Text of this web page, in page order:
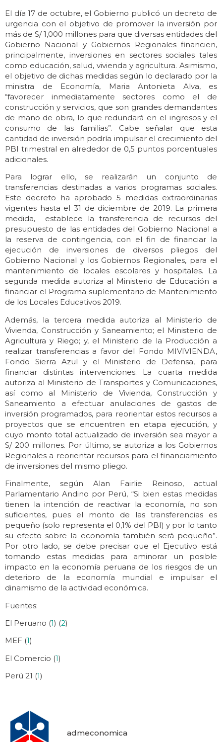
El día 17 de octubre, el Gobierno publicó un decreto de
urgencia con el objetivo de promover la inversión por
más de S/ 1,000 millones para que diversas entidades del
Gobierno Nacional y Gobiernos Regionales financien,
principalmente, inversiones en sectores sociales tales
como educación, salud, vivienda y agricultura. Asimismo,
el objetivo de dichas medidas según lo declarado por la
ministra de Economía, Maria Antonieta Alva, es
“favorecer inmediatamente sectores como el de
construcción y servicios, que son grandes demandantes
de mano de obra, lo que redundará en el ingresos y el
consumo de las familias”. Cabe señalar que esta
cantidad de inversión podría impulsar el crecimiento del
PBI trimestral en alrededor de 0,5 puntos porcentuales
adicionales.
Para lograr ello, se realizarán un conjunto de
transferencias destinadas a varios programas sociales.
Este decreto ha aprobado 5 medidas extraordinarias
vigentes hasta el 31 de diciembre de 2019. La primera
medida, establece la transferencia de recursos del
presupuesto de las entidades del Gobierno Nacional a
la reserva de contingencia, con el fin de financiar la
ejecución de inversiones de diversos pliegos del
Gobierno Nacional y los Gobiernos Regionales, para el
mantenimiento de locales escolares y hospitales. La
segunda medida autoriza al Ministerio de Educación a
financiar el Programa suplementario de Mantenimiento
de los Locales Educativos 2019.
Además, la tercera medida autoriza al Ministerio de
Vivienda, Construcción y Saneamiento; el Ministerio de
Agricultura y Riego; y, el Ministerio de la Producción a
realizar transferencias a favor del Fondo MIVIVIENDA,
Fondo Sierra Azul y el Ministerio de Defensa, para
financiar distintas intervenciones. La cuarta medida
autoriza al Ministerio de Transportes y Comunicaciones,
así como al Ministerio de Vivienda, Construcción y
Saneamiento a efectuar anulaciones de gastos de
inversión programados, para reorientar estos recursos a
proyectos que se encuentren en etapa ejecución, y
cuyo monto total actualizado de inversión sea mayor a
S/ 200 millones. Por último, se autoriza a los Gobiernos
Regionales a reorientar recursos para el financiamiento
de inversiones del mismo pliego.
Finalmente, según Alan Fairlie Reinoso, actual
Parlamentario Andino por Perú, “Si bien estas medidas
tienen la intención de reactivar la economía, no son
suficientes, pues el monto de las transferencias es
pequeño (solo representa el 0,1% del PBI) y por lo tanto
su efecto sobre la economía también será pequeño”.
Por otro lado, se debe precisar que el Ejecutivo está
tomando estas medidas para aminorar un posible
impacto en la economía peruana de los riesgos de un
deterioro de la economía mundial e impulsar el
dinamismo de la actividad económica.
Fuentes:
El Peruano (1) (2)
MEF (1)
El Comercio (1)
Perú 21 (1)
admeconomica